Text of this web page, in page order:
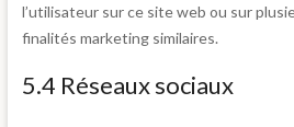
l’utilisateur sur ce site web ou sur
finalités marketing similaires.
5.4 Réseaux sociaux